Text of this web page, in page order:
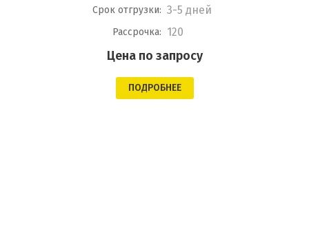
Срок отгрузки: 3-5 дней
Рассрочка: 120
Цена по запросу
ПОДРОБНЕЕ